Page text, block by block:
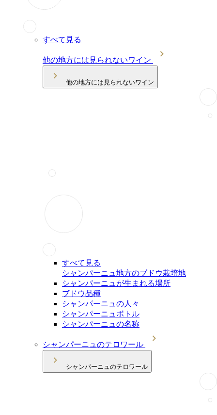
すべて見る
他の地方には見られないワイン
他の地方には見られないワイン
すべて見る
シャンパーニュ地方のブドウ栽培地
シャンパーニュが生まれる場所
ブドウ品種
シャンパーニュの人々
シャンパーニュボトル
シャンパーニュの名称
シャンパーニュのテロワール
シャンパーニュのテロワール